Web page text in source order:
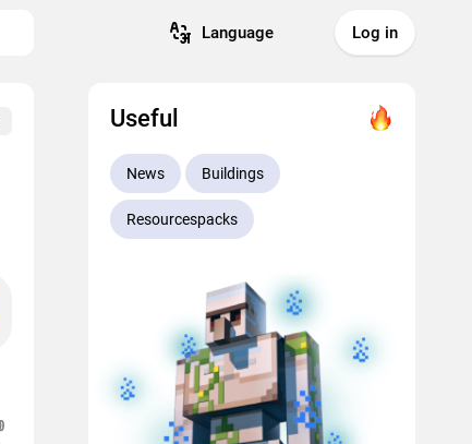
Language Log in
Useful
News Buildings
Resourcespacks